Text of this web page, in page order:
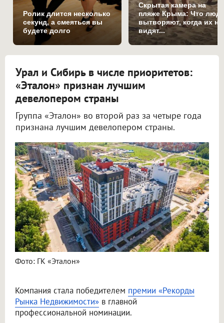
Ролик длится несколько
секунд, а смеяться вы
будете долго
Скрытая камера на
пляже Крыма: Что
вытворяют, когда их не
видят...
Урал и Сибирь в числе приоритетов:
«Эталон» признан лучшим
девелопером страны
Группа «Эталон» во второй раз за четыре года
признана лучшим девелопером страны.
Фото: ГК «Эталон»
Компания стала победителем премии «Рекорды
Рынка Недвижимости» в главной
профессиональной номинации.